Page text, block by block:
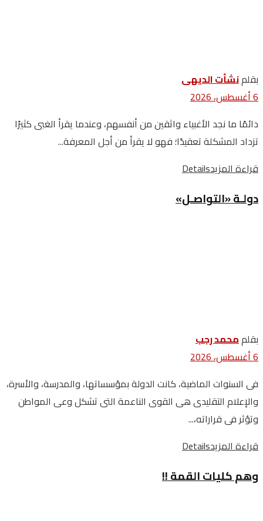
بقلمنشأت الديهى
6 أغسطس، 2026
دائمًا ما نجد الأغبياء واثقين من أنفسهم، وعندما يقرأ الغبى كثيرًا
تزداد المشكلة تعقيدًا؛ فهو لا يقرأ من أجل المعرفة...
قراءة المزيدDetails
دولـة «التواصـل»
بقلممحمد رجب
6 أغسطس، 2026
فى السنوات الماضية، كانت الدولة بمؤسساتها، والمدرسة، والأسرة،
والإعلام التقليدى هى القوى الناعمة التى تشكل وعى المواطن
وتؤثر فى قراراته،...
قراءة المزيدDetails
وهم كليات القمة !!